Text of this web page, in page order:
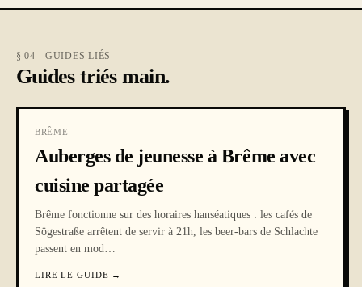
§ 04 - GUIDES LIÉS
Guides triés main.
BRÊME
Auberges de jeunesse à Brême avec
cuisine partagée
Brême fonctionne sur des horaires hanséatiques : les cafés de
Sögestraße arrêtent de servir à 21h, les beer-bars de Schlachte
passent en mod…
LIRE LE GUIDE →